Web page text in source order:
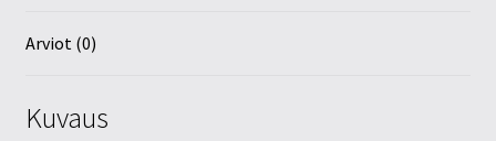
Arviot (0)
Kuvaus